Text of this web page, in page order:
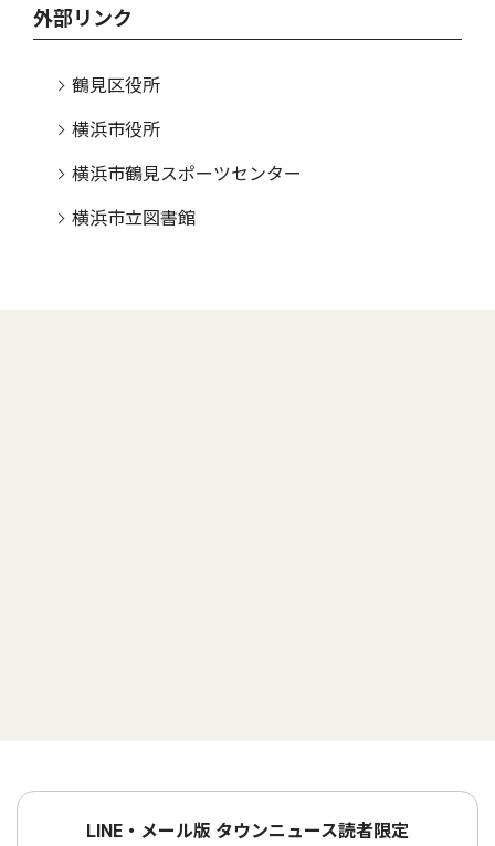
外部リンク
鶴見区役所
横浜市役所
横浜市鶴見スポーツセンター
横浜市立図書館
LINE・メール版 タウンニュース読者限定